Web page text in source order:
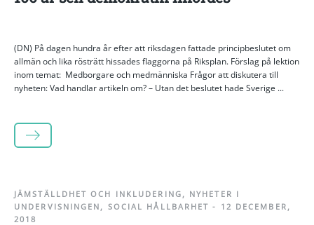
(DN) På dagen hundra år efter att riksdagen fattade principbeslutet om
allmän och lika rösträtt hissades flaggorna på Riksplan. Förslag på lektion
inom temat: Medborgare och medmänniska Frågor att diskutera till
nyheten: Vad handlar artikeln om? – Utan det beslutet hade Sverige ...
LÄS MER
JÄMSTÄLLDHET OCH INKLUDERING , NYHETER I
UNDERVISNINGEN , SOCIAL HÅLLBARHET - 12 DECEMBER,
2018